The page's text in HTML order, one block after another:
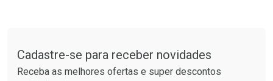
Cadastre-se para receber novidades
Receba as melhores ofertas e super descontos